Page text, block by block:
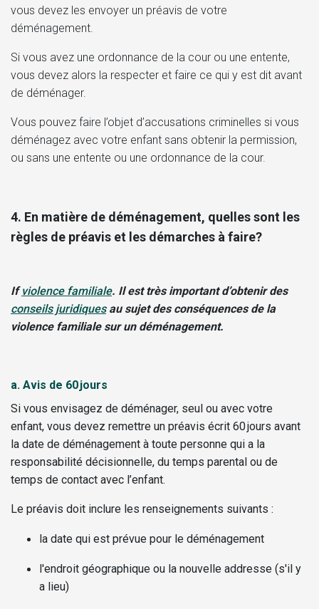
vous devez les envoyer un préavis de votre
déménagement.
Si vous avez une ordonnance de la cour ou une entente,
vous devez alors la respecter et faire ce qui y est dit avant
de déménager.
Vous pouvez faire l’objet d’accusations criminelles si vous
déménagez avec votre enfant sans obtenir la permission,
ou sans une entente ou une ordonnance de la cour.
4. En matière de déménagement, quelles sont les
règles de préavis et les démarches à faire?
Ifviolence familiale. Il est très important d’obtenir des
conseils juridiquesau sujet des conséquences de la
violence familiale sur un déménagement.
a. Avis de 60 jours
Si vous envisagez de déménager, seul ou avec votre
enfant, vous devez remettre un préavis écrit 60 jours avant
la date de déménagement à toute personne qui a la
responsabilité décisionnelle, du temps parental ou de
temps de contact avec l’enfant.
Le préavis doit inclure les renseignements suivants :
la date qui est prévue pour le déménagement
l'endroit géographique ou la nouvelle addresse (s'il y
a lieu)